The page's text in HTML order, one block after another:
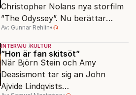
Christopher Nolans nya storfilm
”The Odyssey”. Nu berättar
stjärnregissören om
fascinationen för Homeros
klassiska epos.
Av: Gunnar Rehlin•
INTERVJU KULTUR
”Hon är fan skitsöt”
När Björn Stein och Amy
Deasismont tar sig an John
Ajvide Lindqvists